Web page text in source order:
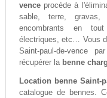
venceprocède à
sable, terre, gravas,
encombrants en
électriques, etc… Vous
Saint-paul-de-vence
récupérer la benne
Location benne Saint-
catalogue de bennes.